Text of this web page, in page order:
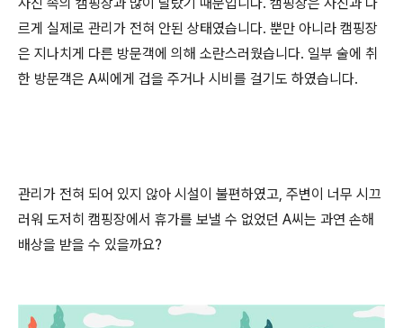
르게 실제로 관리가 전혀 안된 상태였습니다. 뿐만 아니라 캠핑장
은 지나치게 다른 방문객에 의해 소란스러웠습니다. 일부 술에 취
한 방문객은 A씨에게 겁을 주거나 시비를 걸기도 하였습니다.
관리가 전혀 되어 있지 않아 시설이 불편하였고, 주변이 너무 시끄
러워 도저히 캠핑장에서 휴가를 보낼 수 없었던 A씨는 과연 손해
배상을 받을 수 있을까요?